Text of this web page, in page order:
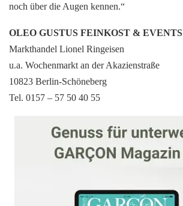
noch über die Augen kennen.“
OLEO GUSTUS FEINKOST & EVENTS
Markthandel Lionel Ringeisen
u.a. Wochenmarkt an der Akazienstraße
10823 Berlin-Schöneberg
Tel. 0157 – 57 50 40 55